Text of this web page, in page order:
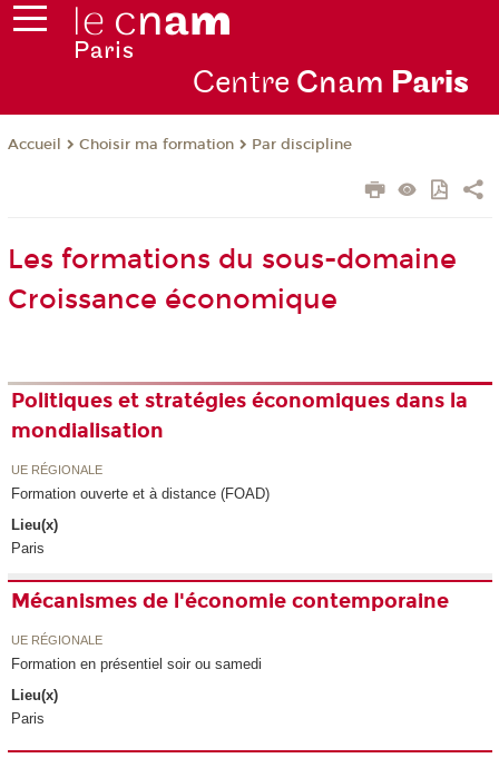
Centre Cnam Paris
Accueil Choisir ma formation Par discipline
Les formations du sous-domaine
Croissance économique
Politiques et stratégies économiques dans la
mondialisation
UE RÉGIONALE
Formation ouverte et à distance (FOAD)
Lieu(x)
Paris
Mécanismes de l'économie contemporaine
UE RÉGIONALE
Formation en présentiel soir ou samedi
Lieu(x)
Paris